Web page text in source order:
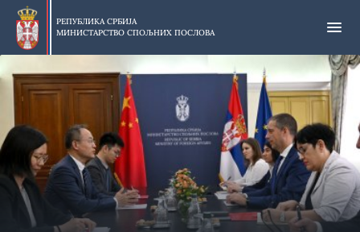
Прескочи
главни
део
садржаја
РЕПУБЛИКА СРБИЈА
МИНИСТАРСТВО СПОЉНИХ ПОСЛОВА